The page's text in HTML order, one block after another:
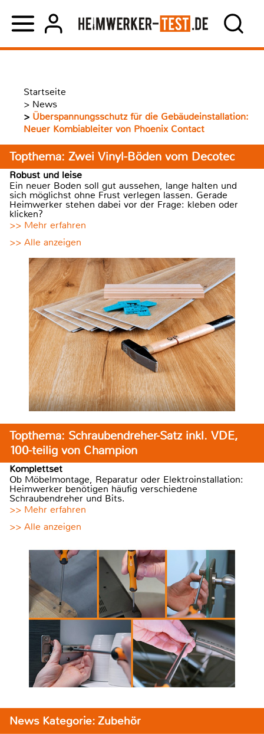
Startseite
> News
> Überspannungsschutz für die Gebäudeinstallation:
Neuer Kombiableiter von Phoenix Contact
Topthema: Zwei Vinyl-Böden vom Decotec
Robust und leise
Ein neuer Boden soll gut aussehen, lange halten und
sich möglichst ohne Frust verlegen lassen. Gerade
Heimwerker stehen dabei vor der Frage: kleben oder
klicken?
>> Mehr erfahren
>> Alle anzeigen
Topthema: Schraubendreher-Satz inkl. VDE,
100-teilig von Champion
Komplettset
Ob Möbelmontage, Reparatur oder Elektroinstallation:
Heimwerker benötigen häufig verschiedene
Schraubendreher und Bits.
>> Mehr erfahren
>> Alle anzeigen
News Kategorie: Zubehör